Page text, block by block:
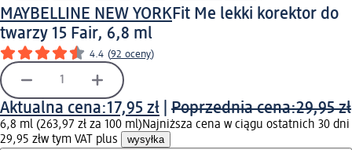
MAYBELLINE NEW YORKFit Me lekki korektor do
twarzy 15 Fair, 6,8 ml
4.4 (92 oceny)
Aktualna cena:17,95 zł Poprzednia cena:29,95 zł
6,8 ml (263,97 zł za 100 ml)Najniższa cena w ciągu ostatnich 30 dni
29,95 złw tym VAT plus wysyłka